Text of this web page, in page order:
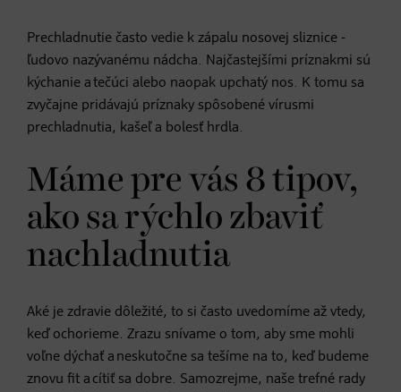
Prechladnutie často vedie k zápalu nosovej sliznice -
ľudovo nazývanému nádcha. Najčastejšími príznakmi sú
kýchanie a tečúci alebo naopak upchatý nos. K tomu sa
zvyčajne pridávajú príznaky spôsobené vírusmi
prechladnutia, kašeľ a bolesť hrdla.
Máme pre vás 8 tipov,
ako sa rýchlo zbaviť
nachladnutia
Aké je zdravie dôležité, to si často uvedomíme až vtedy,
keď ochorieme. Zrazu snívame o tom, aby sme mohli
voľne dýchať a neskutočne sa tešíme na to, keď budeme
znovu fit a cítiť sa dobre. Samozrejme, naše trefné rady